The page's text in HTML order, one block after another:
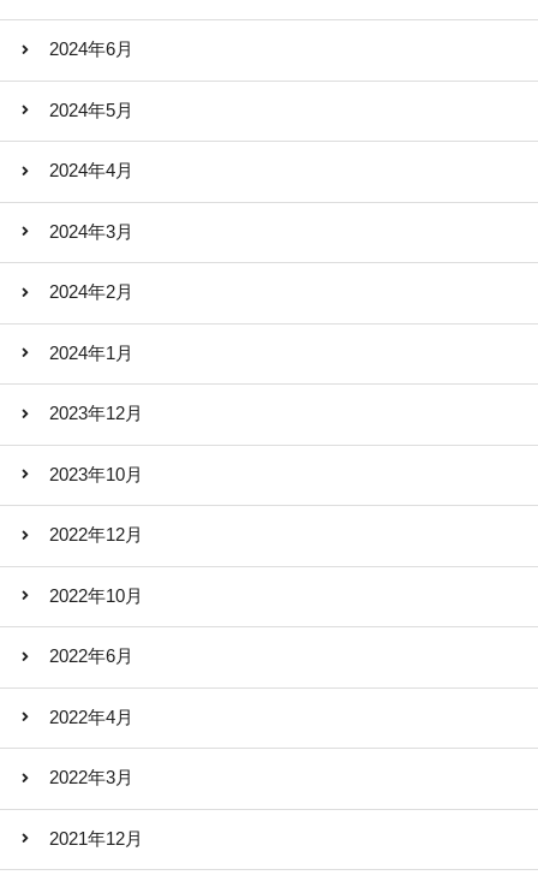
2024年6月
2024年5月
2024年4月
2024年3月
2024年2月
2024年1月
2023年12月
2023年10月
2022年12月
2022年10月
2022年6月
2022年4月
2022年3月
2021年12月